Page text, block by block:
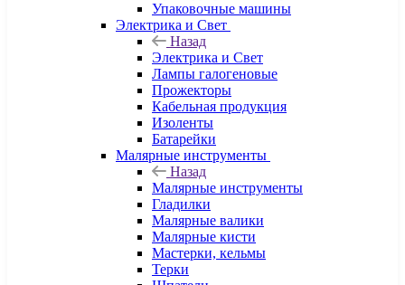
Упаковочные машины
Электрика и Свет
Назад
Электрика и Свет
Лампы галогеновые
Прожекторы
Кабельная продукция
Изоленты
Батарейки
Малярные инструменты
Назад
Малярные инструменты
Гладилки
Малярные валики
Малярные кисти
Мастерки, кельмы
Терки